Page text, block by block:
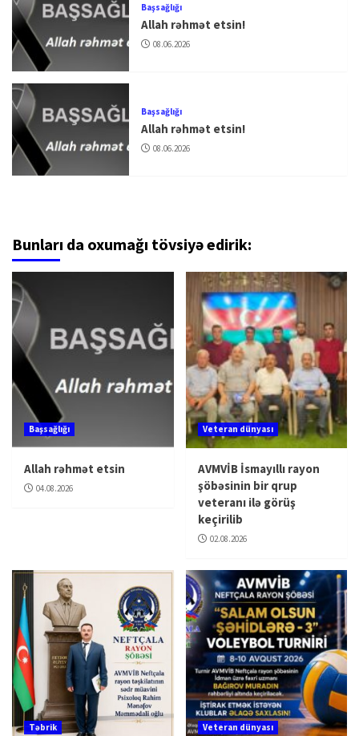
Başsağlığı
Allah rəhmət etsin!
08.06.2026
Başsağlığı
Allah rəhmət etsin!
08.06.2026
Bunları da oxumağı tövsiyə edirik:
Başsağlığı
Allah rəhmət etsin
04.08.2026
Veteran dünyası
AVMVİB İsmayıllı rayon
şöbəsinin bir qrup
veteranı ilə görüş
keçirilib
02.08.2026
Təbrik Veteran dünyası